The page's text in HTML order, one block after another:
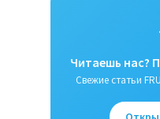
Читаешь нас?
Свежие статьи